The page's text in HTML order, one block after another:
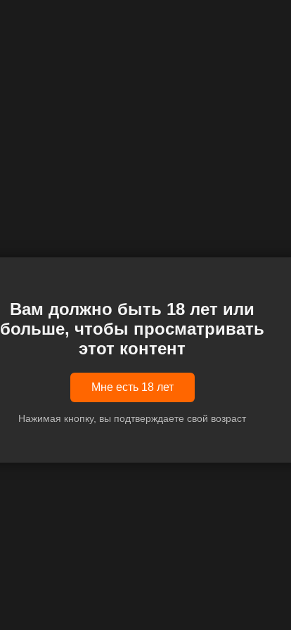
Вам должно быть 18 лет или
больше, чтобы просматривать
этот контент
Мне есть 18 лет
Нажимая кнопку, вы подтверждаете свой возраст